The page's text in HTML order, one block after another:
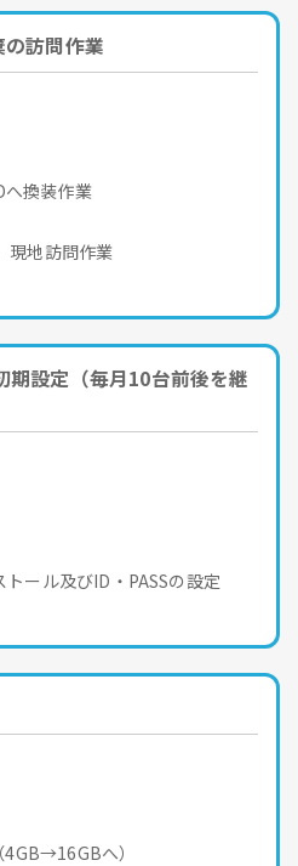
訪問作業
へ換装作業
現地訪問作業
期設定（毎月10台前後を継
ール及びID・PASSの設定
へ）